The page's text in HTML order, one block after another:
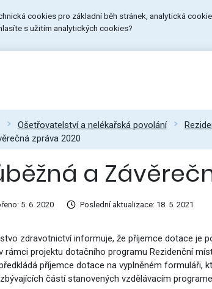
cookies pro základní běh stránek, analytická
s užitím analytických cookies?
Ošetřovatelství a nelékařská povolání
zpráva 2020
a
5. 6. 2020 Poslední aktualizace: 18. 5. 2021
zdravotnictví informuje, že příjemce dotace je
rámci projektu dotačního programu Rezidenční
příjemce dotace na vyplněném formuláři,
částí stanovených vzdělávacím